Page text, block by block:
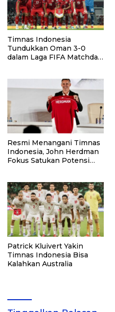
Timnas Indonesia
Tundukkan Oman 3-0
dalam Laga FIFA Matchday
Resmi Menangani Timnas
Indonesia, John Herdman
Fokus Satukan Potensi
Patrick Kluivert Yakin
Timnas Indonesia Bisa
Kalahkan Australia